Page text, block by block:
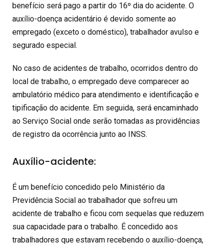
benefício será pago a partir do 16º dia do acidente. O
auxílio-doença acidentário é devido somente ao
empregado (exceto o doméstico), trabalhador avulso e
segurado especial.
No caso de acidentes de trabalho, ocorridos dentro do
local de trabalho, o empregado deve comparecer ao
ambulatório médico para atendimento e identificação e
tipificação do acidente. Em seguida, será encaminhado
ao Serviço Social onde serão tomadas as providências
de registro da ocorrência junto ao INSS.
Auxílio-acidente:
É um benefício concedido pelo Ministério da
Previdência Social ao trabalhador que sofreu um
acidente de trabalho e ficou com sequelas que reduzem
sua capacidade para o trabalho. É concedido aos
trabalhadores que estavam recebendo o auxílio-doença,